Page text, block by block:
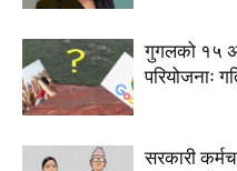
गुगलको १५
परियोजनाः
सरकारी